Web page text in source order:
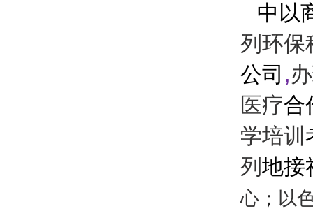
中以
列环保
公司 ,
医疗合
学培训
列 地接
心 ； 以